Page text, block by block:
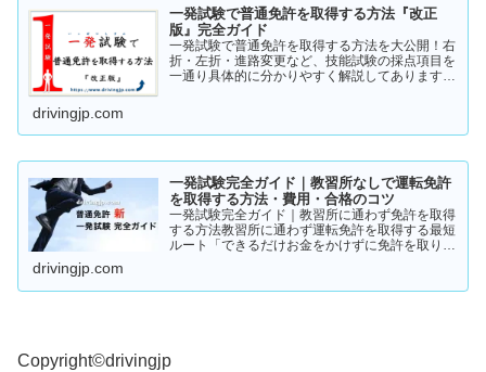
一発試験で普通免許を取得する方法『改正
版』完全ガイド
一発試験で普通免許を取得する方法を大公開！右
折・左折・進路変更など、技能試験の採点項目を
一通り具体的に分かりやすく解説してあります。
drivingjp.com
一発試験完全ガイド｜教習所なしで運転免許
を取得する方法・費用・合格のコツ
一発試験完全ガイド｜教習所に通わず免許を取得
する方法教習所に通わず運転免許を取得する最短
ルート「できるだけお金をかけずに免許を取りた
試験（飛び込み試験...
drivingjp.com
Copyright©︎drivingjp